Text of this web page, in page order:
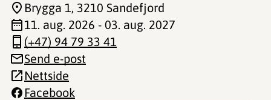
Brygga 1, 3210 Sandefjord
11. aug. 2026 - 03. aug. 2027
(+47) 94 79 33 41
Send e-post
Nettside
Facebook